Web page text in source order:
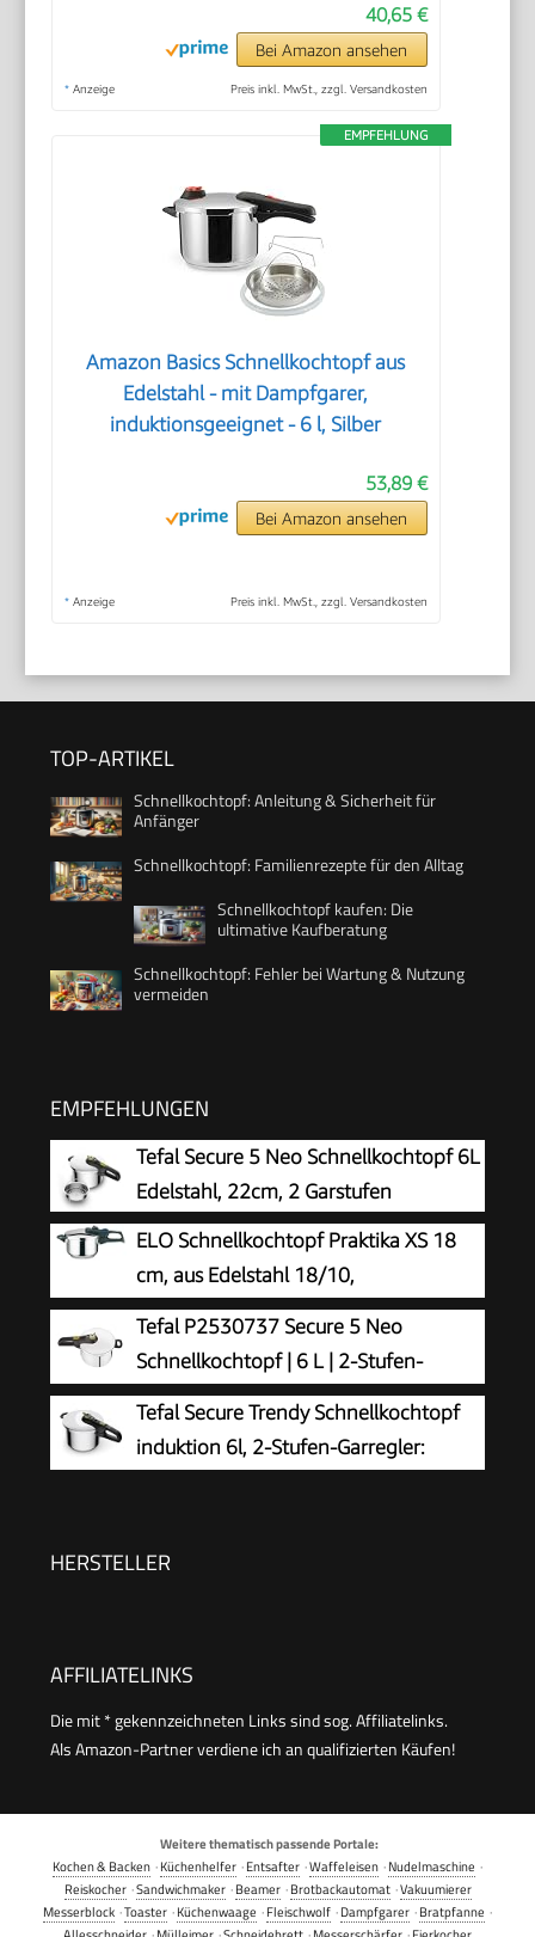
40,65 €
Bei Amazon ansehen
* Anzeige Preis inkl. MwSt., zzgl. Versandkosten
EMPFEHLUNG
Amazon Basics Schnellkochtopf aus
Edelstahl - mit Dampfgarer,
induktionsgeeignet - 6 l, Silber
53,89 €
Bei Amazon ansehen
* Anzeige Preis inkl. MwSt., zzgl. Versandkosten
TOP-ARTIKEL
Schnellkochtopf: Anleitung & Sicherheit für
Anfänger
Schnellkochtopf: Familienrezepte für den Alltag
Schnellkochtopf kaufen: Die
ultimative Kaufberatung
Schnellkochtopf: Fehler bei Wartung & Nutzung
vermeiden
EMPFEHLUNGEN
Tefal Secure 5 Neo Schnellkochtopf 6L
Edelstahl, 22cm, 2 Garstufen
ELO Schnellkochtopf Praktika XS 18
cm, aus Edelstahl 18/10,
automatisches Druckregelsystem, schonendes
Garen, starker ELO-Therm Speicherboden, mit
Sicherheitsmechanismus, Schnellkochtopf
Induktion
Tefal P2530737 Secure 5 Neo
Schnellkochtopf | 6 L | 2-Stufen-
Garregler | hochwertiger | Silber/Grün
Tefal Secure Trendy Schnellkochtopf
induktion 6l, 2-Stufen-Garregler:
Edelstahl/Schwarz/Grün, P2580703
HERSTELLER
AFFILIATELINKS
Die mit * gekennzeichneten Links sind sog. Affiliatelinks.
Als Amazon-Partner verdiene ich an qualifizierten Käufen!
Weitere thematisch passende Portale:
Kochen & Backen ·Küchenhelfer ·Entsafter ·Waffeleisen ·Nudelmaschine ·
Reiskocher·Sandwichmaker·Beamer·Brotbackautomat·Vakuumierer
Messerblock ·Toaster ·Küchenwaage ·Fleischwolf ·Dampfgarer ·Bratpfanne ·